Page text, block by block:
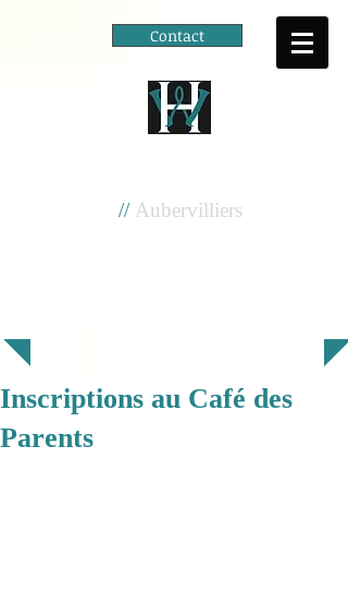
Contact
//Aubervilliers
Inscriptions au Café des
Parents